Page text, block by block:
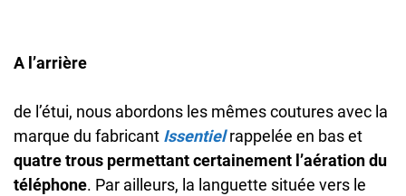
A l’arrière
de l’étui, nous abordons les mêmes coutures avec la
marque du fabricant Issentielrappelée en bas et
quatre trous permettant certainement l’aération du
téléphone. Par ailleurs, la languette située vers le